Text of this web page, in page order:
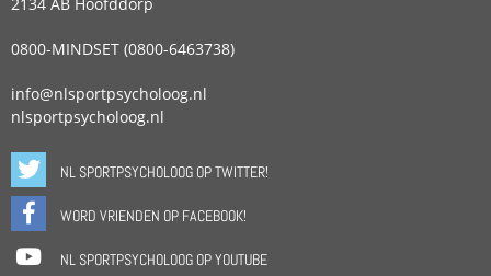
0800-MINDSET (0800-6463738)
info@nlsportpsycholoog.nl
nlsportpsycholoog.nl
NL SPORTPSYCHOLOOG OP TWITTER!
WORD VRIENDEN OP FACEBOOK!
NL SPORTPSYCHOLOOG OP YOUTUBE